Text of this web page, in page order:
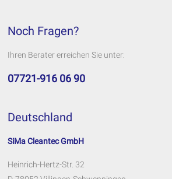
Noch Fragen?
Ihren Berater erreichen Sie unter:
07721-916 06 90
Deutschland
SiMa Cleantec GmbH
Heinrich-Hertz-Str. 32